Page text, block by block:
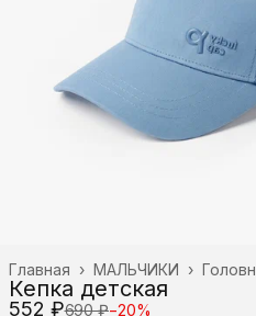
МАЛЬЧИКИ ›
Главная ›
Кепка детская
552 ₽690 ₽−20%